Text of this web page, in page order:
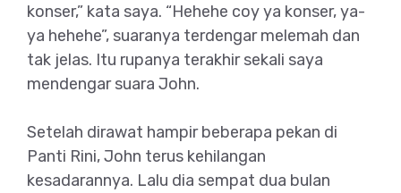
konser,” kata saya. “Hehehe coy ya konser, ya-
ya hehehe”, suaranya terdengar melemah dan
tak jelas. Itu rupanya terakhir sekali saya
mendengar suara John.
Setelah dirawat hampir beberapa pekan di
Panti Rini, John terus kehilangan
kesadarannya. Lalu dia sempat dua bulan